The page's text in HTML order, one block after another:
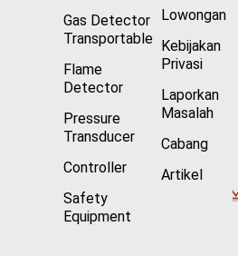
Gas Detector
Transportable
Flame
Detector
Pressure
Transducer
Controller
Safety
Equipment
Lowongan
Kebijakan
Privasi
Laporkan
Masalah
Cabang
Artikel